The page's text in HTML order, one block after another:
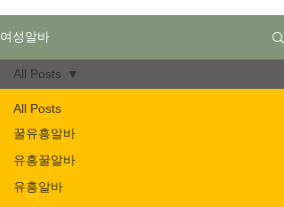
여성알바
All Posts
꿀유흥알바
유흥꿀알바
유흥알바
All Posts